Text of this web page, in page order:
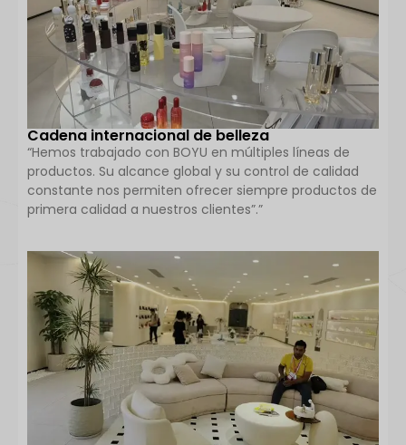
Cadena internacional de belleza
“Hemos trabajado con BOYU en múltiples líneas de
productos. Su alcance global y su control de calidad
constante nos permiten ofrecer siempre productos de
primera calidad a nuestros clientes”.”